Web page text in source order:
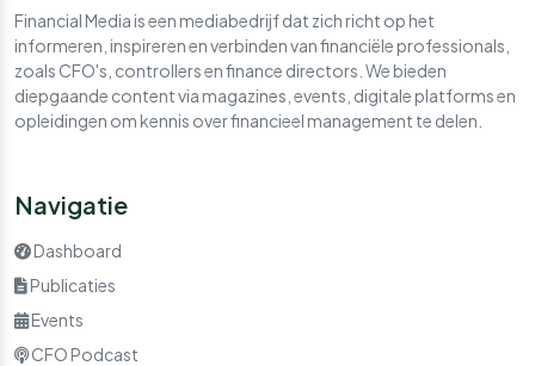
Financial Media is een mediabedrijf dat zich richt op het
informeren, inspireren en verbinden van financiële professionals,
zoals CFO's, controllers en finance directors. We bieden
diepgaande content via magazines, events, digitale platforms en
opleidingen om kennis over financieel management te delen.
Navigatie
Dashboard
Publicaties
Events
CFO Podcast